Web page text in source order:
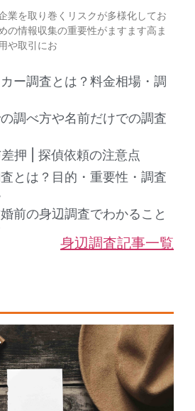
業を取り巻くリスクが多様化してお
の情報収集の重要性がますます高ま
や取引にお
ー調査とは？料金相場・調
調べ方や名前だけでの調査
押 | 探偵依頼の注意点
とは？目的・重要性・調査
前の身辺調査でわかること
身辺調査記事一覧